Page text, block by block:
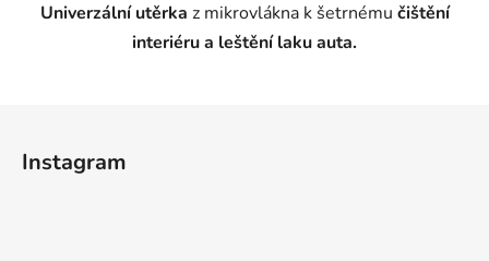
hvězdiček.
Univerzální utěrka z mikrovlákna k šetrnému čištění
interiéru a leštění laku auta.
Instagram